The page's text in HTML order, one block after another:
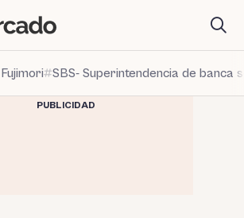
SBS- Superintendencia de banca
PUBLICIDAD